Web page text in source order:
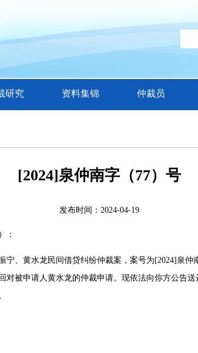
研究 资料集锦 仲裁员
[2024]泉仲南字（77）号
发布时间：2024-04-19
：
宁、黄水龙民间借贷纠纷仲裁案，案号为 [2024]泉仲
对被申请人黄水龙的仲裁申请。现依法向你方公告
视为送达。